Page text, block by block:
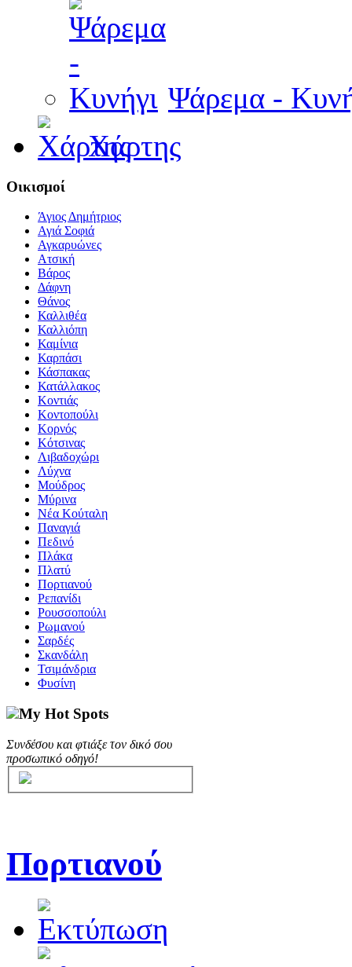
Ψάρεμα -
Χάρτης
Οικισμοί
Άγιος Δημήτριος
Αγιά Σοφιά
Αγκαρυώνες
Ατσική
Βάρος
Δάφνη
Θάνος
Καλλιθέα
Καλλιόπη
Καμίνια
Καρπάσι
Κάσπακας
Κατάλλακος
Κοντιάς
Κοντοπούλι
Κορνός
Κότσινας
Λιβαδοχώρι
Λύχνα
Μούδρος
Μύρινα
Νέα Κούταλη
Παναγιά
Πεδινό
Πλάκα
Πλατύ
Πορτιανού
Ρεπανίδι
Ρουσσοπούλι
Ρωμανού
Σαρδές
Σκανδάλη
Τσιμάνδρια
Φυσίνη
My Hot Spots
Συνδέσου και φτιάξε τον δικό σου
προσωπικό οδηγό!
Πορτιανού